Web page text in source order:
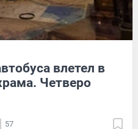
влетел в
Четверо
57